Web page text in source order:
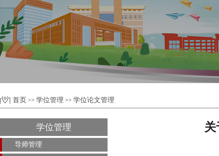
首页 >> 学位管理 >> 学位论文管理
学位管理
导师管理